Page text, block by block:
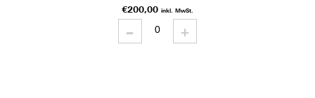
€200,00 inkl. MwSt.
-
Querschnitt
quantity+